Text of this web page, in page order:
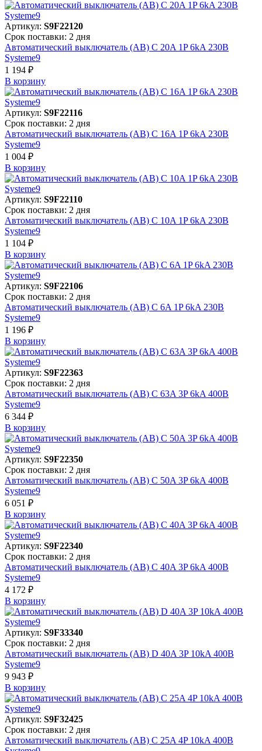
Артикул: S9F22120
Срок поставки: 2 дня
Автоматический выключатель (АВ) C 20A 1P 6kA 230В
Systeme9
1 194 ₽
В корзинy
Артикул: S9F22116
Срок поставки: 2 дня
Автоматический выключатель (АВ) C 16A 1P 6kA 230В
Systeme9
1 004 ₽
В корзинy
Артикул: S9F22110
Срок поставки: 2 дня
Автоматический выключатель (АВ) C 10A 1P 6kA 230В
Systeme9
1 104 ₽
В корзинy
Артикул: S9F22106
Срок поставки: 2 дня
Автоматический выключатель (АВ) C 6A 1P 6kA 230В
Systeme9
1 196 ₽
В корзинy
Артикул: S9F22363
Срок поставки: 2 дня
Автоматический выключатель (АВ) C 63A 3P 6kA 400В
Systeme9
6 344 ₽
В корзинy
Артикул: S9F22350
Срок поставки: 2 дня
Автоматический выключатель (АВ) C 50A 3P 6kA 400В
Systeme9
6 051 ₽
В корзинy
Артикул: S9F22340
Срок поставки: 2 дня
Автоматический выключатель (АВ) C 40A 3P 6kA 400В
Systeme9
4 172 ₽
В корзинy
Артикул: S9F33340
Срок поставки: 2 дня
Автоматический выключатель (АВ) D 40A 3P 10kA 400В
Systeme9
9 943 ₽
В корзинy
Артикул: S9F32425
Срок поставки: 2 дня
Автоматический выключатель (АВ) C 25A 4P 10kA 400В